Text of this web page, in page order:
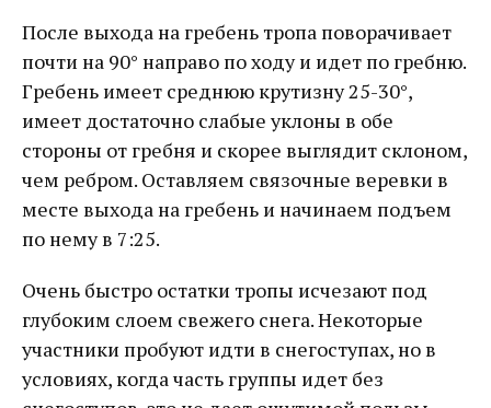
После выхода на гребень тропа поворачивает
почти на 90° направо по ходу и идет по гребню.
Гребень имеет среднюю крутизну 25-30°,
имеет достаточно слабые уклоны в обе
стороны от гребня и скорее выглядит склоном,
чем ребром. Оставляем связочные веревки в
месте выхода на гребень и начинаем подъем
по нему в 7:25.
Очень быстро остатки тропы исчезают под
глубоким слоем свежего снега. Некоторые
участники пробуют идти в снегоступах, но в
условиях, когда часть группы идет без